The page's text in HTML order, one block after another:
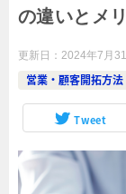
の違いとメ
更新日： 2024年7月
営業・顧客開拓方法
Tweet